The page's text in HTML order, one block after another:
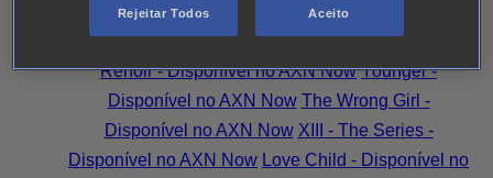
Mais Amor Magpie Murders Amazing Grace
Substituta - Disponível no AXN Now Candice
Renoir - Disponível no AXN Now Younger -
Disponível no AXN Now The Wrong Girl -
Disponível no AXN Now XIII - The Series -
Disponível no AXN Now Love Child - Disponível no
Rejeitar Todos Aceito